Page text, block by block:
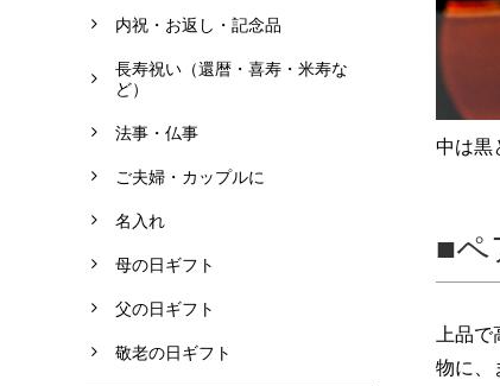
内祝・お返し・記念品
長寿祝い（還暦・喜寿・米寿な
ど）
法事・仏事
ご夫婦・カップルに
名入れ
母の日ギフト
父の日ギフト
敬老の日ギフト
中は黒
ペ
上品
物に、